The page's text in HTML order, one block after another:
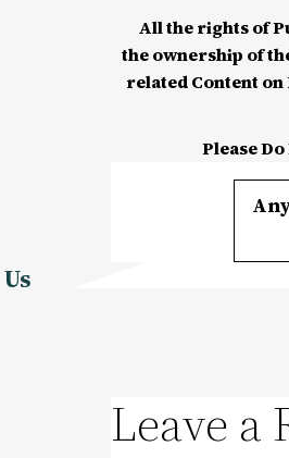
All the rights of
the ownership of
related Content
Please
Leave a